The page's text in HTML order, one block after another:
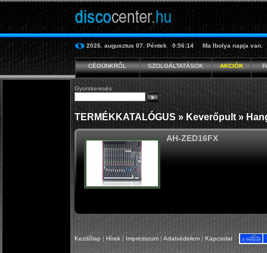
2026. augusztus 07. Péntek0:56:15Ma Ibolya napja van.
CÉGÜNKRŐL SZOLGÁLTATÁSOK AKCIÓK
Gyorskeresés
TERMÉKKATALÓGUS » Keverőpult »
AH-ZED16FX
Kezdőlap Hírek Impresszum Adatvédelem Kapcsolat